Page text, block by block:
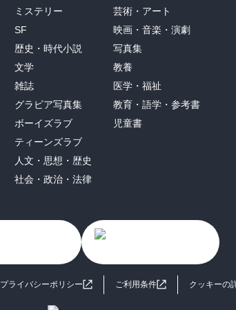
ミステリー
SF
歴史・時代小説
文学
雑誌
グラビア写真集
ボーイズラブ
ティーンズラブ
人文・思想・歴史
社会・政治・法律
芸術・アート
映画・音楽・演劇
写真集
教養
医学・福祉
教育・語学・参考書
児童書
プライバシーポリシー ご利用条件 クッキーの